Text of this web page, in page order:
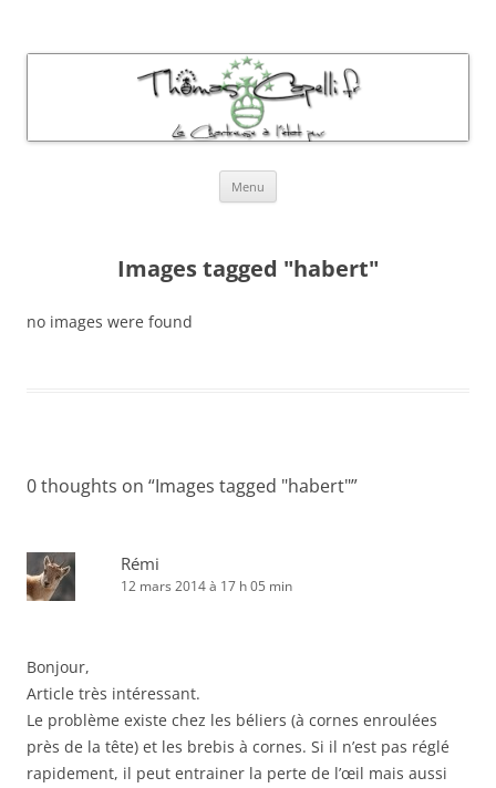
Menu
Images tagged "habert"
no images were found
0 thoughts on “Images tagged "habert"”
Rémi
12 mars 2014 à 17 h 05 min
Bonjour,
Article très intéressant.
Le problème existe chez les béliers (à cornes enroulées
près de la tête) et les brebis à cornes. Si il n’est pas réglé
rapidement, il peut entrainer la perte de l’œil mais aussi